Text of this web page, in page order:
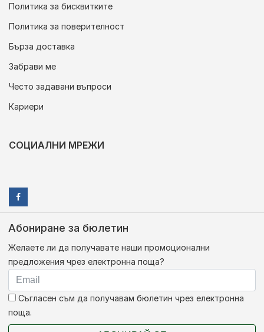
Политика за бисквитките
Политика за поверителност
Бърза доставка
Забрави ме
Често задавани въпроси
Кариери
СОЦИАЛНИ МРЕЖИ
Абониране за бюлетин
Желаете ли да получавате наши промоционални
предложения чрез електронна поща?
Съгласен съм да получавам бюлетин чрез електронна
поща.